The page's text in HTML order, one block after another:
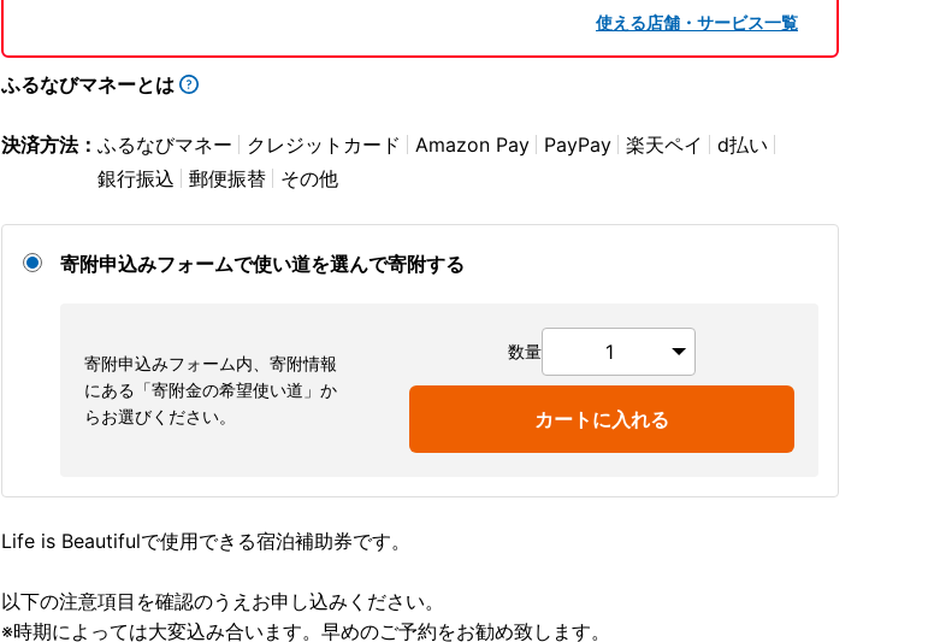
使える店舗・サービス一覧
ふるなびマネーとは
決済方法： ふるなびマネー クレジットカード Amazon Pay PayPay 楽天ペイ
d払い
銀行振込
郵便振替 その他
寄附申込みフォームで使い道を選んで寄附する
寄附申込みフォーム内、寄附情報
にある「寄附金の希望使い道」か
らお選びください。
数量
カートに入れる
Life is Beautifulで使用できる宿泊補助券です。
以下の注意項目を確認のうえお申し込みください。
※時期によっては大変込み合います。早めのご予約をお勧め致します。